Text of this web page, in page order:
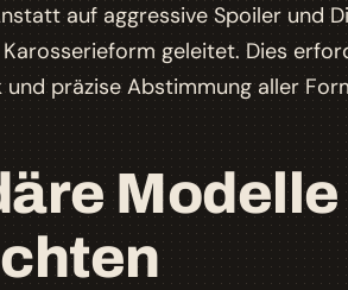
auf aggressive Spoiler und
geleitet. Dies
präzise Abstimmung aller